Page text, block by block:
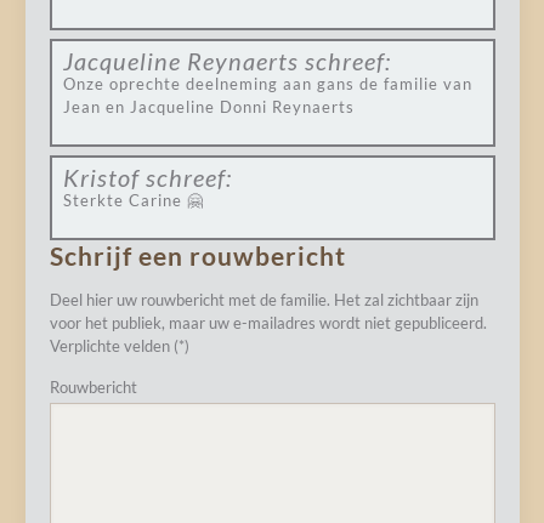
Jacqueline Reynaerts schreef:
Onze oprechte deelneming aan gans de familie van
Jean en Jacqueline Donni Reynaerts
Kristof schreef:
Sterkte Carine 🤗
Schrijf een rouwbericht
Deel hier uw rouwbericht met de familie. Het zal zichtbaar zijn
voor het publiek, maar uw e-mailadres wordt niet gepubliceerd.
Verplichte velden (*)
Rouwbericht